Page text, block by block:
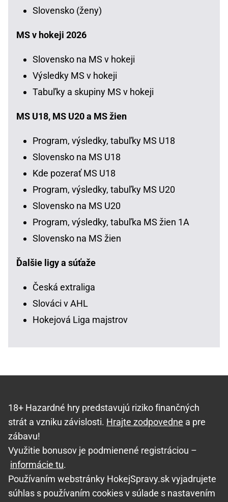
Slovensko (ženy)
MS v hokeji 2026
Slovensko na MS v hokeji
Výsledky MS v hokeji
Tabuľky a skupiny MS v hokeji
MS U18, MS U20 a MS žien
Program, výsledky, tabuľky MS U18
Slovensko na MS U18
Kde pozerať MS U18
Program, výsledky, tabuľky MS U20
Slovensko na MS U20
Program, výsledky, tabuľka MS žien 1A
Slovensko na MS žien
Ďalšie ligy a súťaže
Česká extraliga
Slováci v AHL
Hokejová Liga majstrov
18+ Hazardné hry predstavujú riziko finančných
strát a vzniku závislosti. Hrajte zodpovedne a pre
zábavu!
Využitie bonusov je podmienené registráciou –
informácie tu.
Používaním webstránky HokejSpravy.sk vyjadrujete
súhlas s používaním cookies v súlade s nastavením